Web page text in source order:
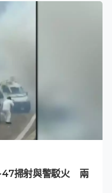
刻不穩定的美國，不
色。
47掃射與警駁火 兩